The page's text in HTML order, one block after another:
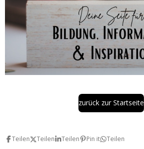
zurück zur Startseite
Teilen Teilen Teilen Pin it Teilen